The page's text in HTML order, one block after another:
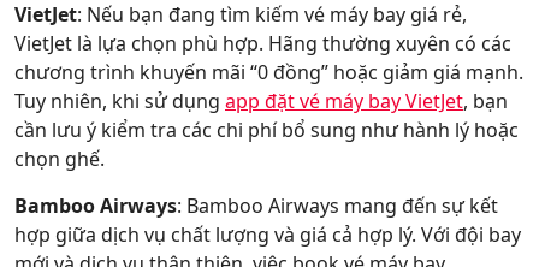
VietJet: Nếu bạn đang tìm kiếm vé máy bay giá rẻ,
VietJet là lựa chọn phù hợp. Hãng thường xuyên có các
chương trình khuyến mãi “0 đồng” hoặc giảm giá mạnh.
Tuy nhiên, khi sử dụng app đặt vé máy bay VietJet, bạn
cần lưu ý kiểm tra các chi phí bổ sung như hành lý hoặc
chọn ghế.
Bamboo Airways: Bamboo Airways mang đến sự kết
hợp giữa dịch vụ chất lượng và giá cả hợp lý. Với đội bay